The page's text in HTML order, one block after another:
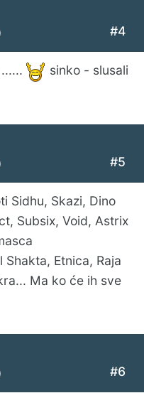
#4
sinko - slusali
#5
Sidhu, Skazi, Dino
Subsix, Void, Astrix
Etnica, Raja
Ma ko će ih sve
#6